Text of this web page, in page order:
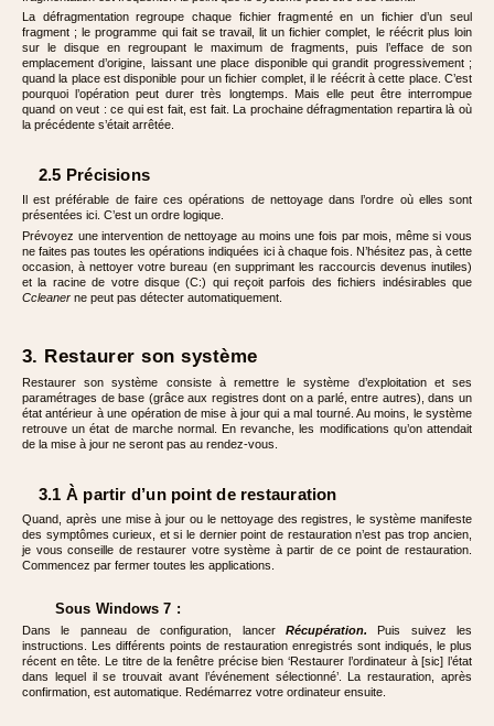
La défragmentation regroupe chaque fichier fragmenté en un fichier d’un seul
fragment ; le programme qui fait se travail, lit un fichier complet, le réécrit plus loin
sur le disque en regroupant le maximum de fragments, puis l’efface de son
emplacement d’origine, laissant une place disponible qui grandit progressivement ;
quand la place est disponible pour un fichier complet, il le réécrit à cette place. C’est
pourquoi l’opération peut durer très longtemps. Mais elle peut être interrompue
quand on veut : ce qui est fait, est fait. La prochaine défragmentation repartira là où
la précédente s’était arrêtée.
2.5 Précisions
Il est préférable de faire ces opérations de nettoyage dans l’ordre où elles sont
présentées ici. C’est un ordre logique.
Prévoyez une intervention de nettoyage au moins une fois par mois, même si vous
ne faites pas toutes les opérations indiquées ici à chaque fois. N’hésitez pas, à cette
occasion, à nettoyer votre bureau (en supprimant les raccourcis devenus inutiles)
et la racine de votre disque (C:) qui reçoit parfois des fichiers indésirables que
Ccleaner ne peut pas détecter automatiquement.
3. Restaurer son système
Restaurer son système consiste à remettre le système d’exploitation et ses
paramétrages de base (grâce aux registres dont on a parlé, entre autres), dans un
état antérieur à une opération de mise à jour qui a mal tourné. Au moins, le système
retrouve un état de marche normal. En revanche, les modifications qu’on attendait
de la mise à jour ne seront pas au rendez-vous.
3.1 À partir d’un point de restauration
Quand, après une mise à jour ou le nettoyage des registres, le système manifeste
des symptômes curieux, et si le dernier point de restauration n’est pas trop ancien,
je vous conseille de restaurer votre système à partir de ce point de restauration.
Commencez par fermer toutes les applications.
Sous Windows 7 :
Dans le panneau de configuration, lancer Récupération. Puis suivez les
instructions. Les différents points de restauration enregistrés sont indiqués, le plus
récent en tête. Le titre de la fenêtre précise bien ‘Restaurer l’ordinateur à [sic] l’état
dans lequel il se trouvait avant l’événement sélectionné’. La restauration, après
confirmation, est automatique. Redémarrez votre ordinateur ensuite.